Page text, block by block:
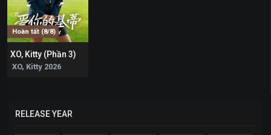
Hoàn tất (8/8)
8.073
XO, Kitty (Phần 3)
XO, Kitty 2026
RELEASE YEAR